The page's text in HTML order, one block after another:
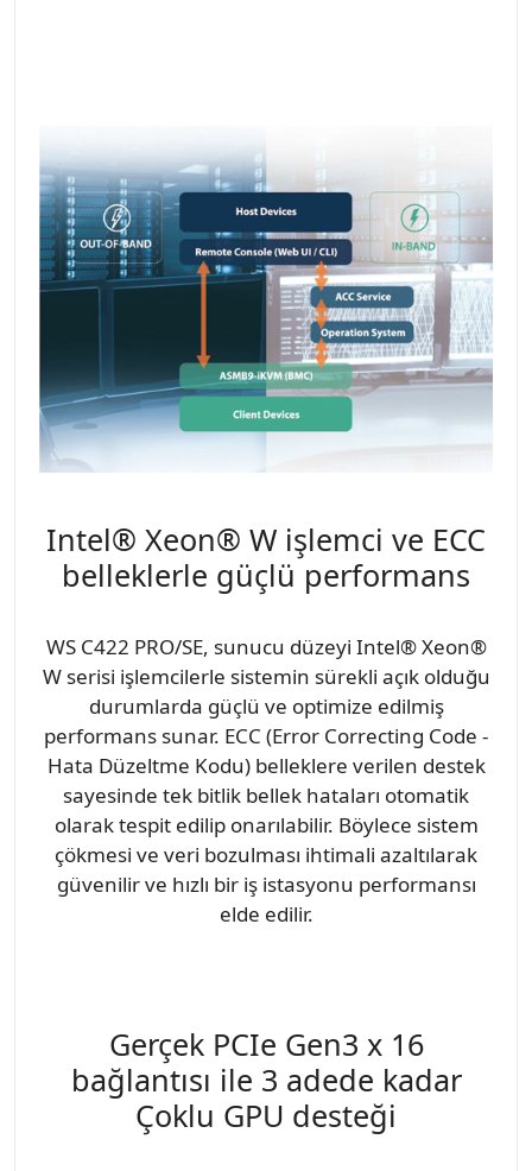
Intel® Xeon® W işlemci ve ECC
belleklerle güçlü performans
WS C422 PRO/SE, sunucu düzeyi Intel® Xeon®
W serisi işlemcilerle sistemin sürekli açık olduğu
durumlarda güçlü ve optimize edilmiş
performans sunar. ECC (Error Correcting Code -
Hata Düzeltme Kodu) belleklere verilen destek
sayesinde tek bitlik bellek hataları otomatik
olarak tespit edilip onarılabilir. Böylece sistem
çökmesi ve veri bozulması ihtimali azaltılarak
güvenilir ve hızlı bir iş istasyonu performansı
elde edilir.
Gerçek PCIe Gen3 x 16
bağlantısı ile 3 adede kadar
Çoklu GPU desteği